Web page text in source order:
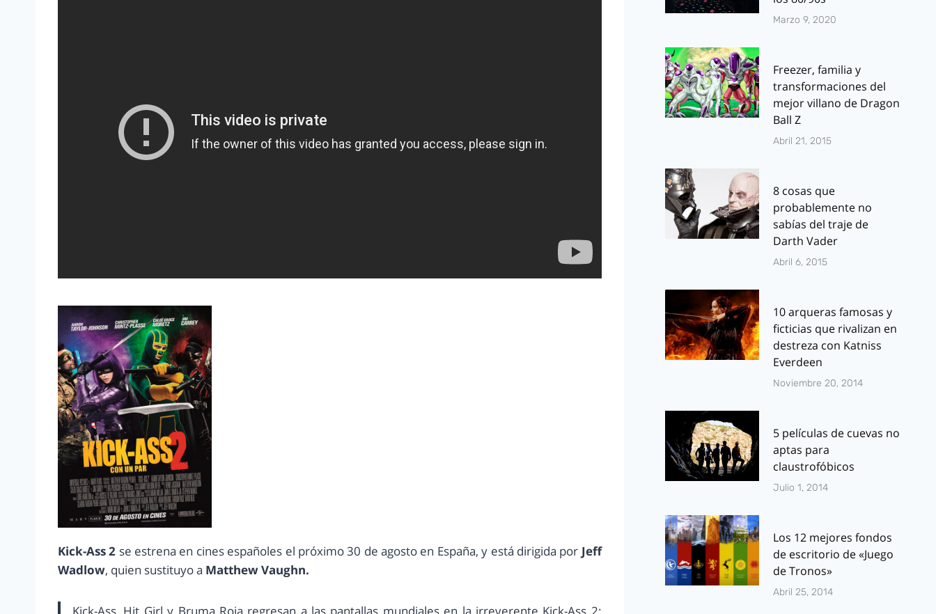
Kick-Ass 2 se estrena en cines españoles el próximo 30 de agosto en España, y está dirigida por Jeff
Wadlow, quien sustituyo a Matthew Vaughn.
Marzo 9, 2020
Freezer, familia y
transformaciones del
mejor villano de Dragon
Ball Z
Abril 21, 2015
8 cosas que
probablemente no
sabías del traje de
Darth Vader
Abril 6, 2015
10 arqueras famosas y
ficticias que rivalizan en
destreza con Katniss
Everdeen
Noviembre 20, 2014
5 películas de cuevas no
aptas para
claustrofóbicos
Julio 1, 2014
Los 12 mejores fondos
de escritorio de «Juego
de Tronos»
Abril 25, 2014